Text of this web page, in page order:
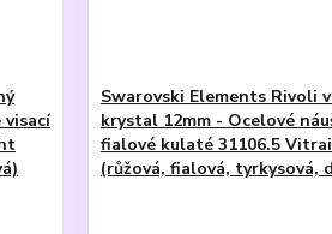
Swarovski Elements Rivoli
krystal 12mm - Ocelové
fialové kulaté 31106.5
(růžová, fialová, tyrkysová,